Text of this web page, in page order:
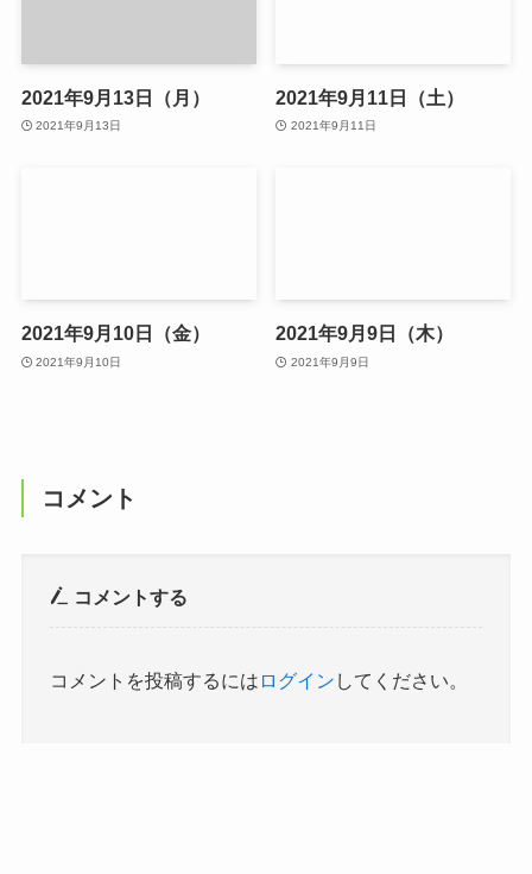
2021年9月13日（月）
2021年9月13日
2021年9月11日（土）
2021年9月11日
2021年9月10日（金）
2021年9月10日
2021年9月9日（木）
2021年9月9日
コメント
コメントする
コメントを投稿するには ログイン してください。